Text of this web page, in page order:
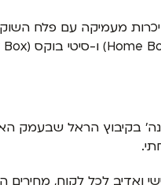
מעמיקה עם פלח השוק
הראל שבעמק
לכל לקוח, מחירים